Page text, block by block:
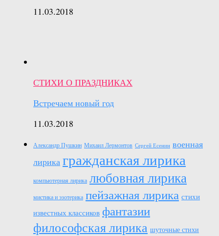
11.03.2018
СТИХИ О ПРАЗДНИКАХ
Встречаем новый год
11.03.2018
Александр Пушкин Михаил Лермонтов Сергей Есенин военная
лирика гражданская лирика
компьютерная лирика любовная лирика
мистика и эзотерика пейзажная лирика стихи
известных классиков фантазии
философская лирика шуточные стихи